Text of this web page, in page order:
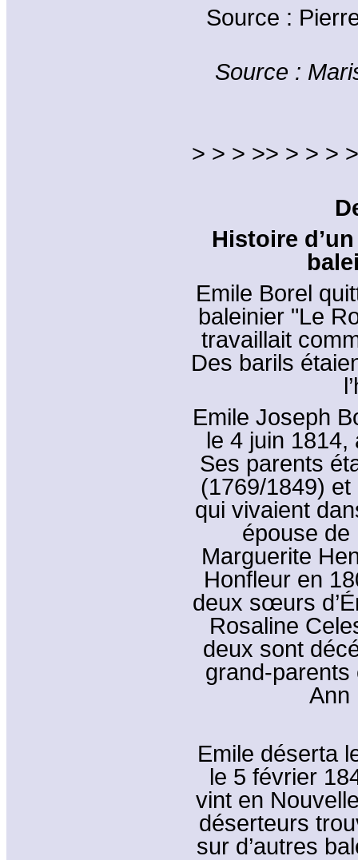
Source :
Source :
> > > >> > > >
Histoire
Emile Borel
baleinier "Le
travaillait
Des barils
Emile Joseph
le 4 juin 1814,
Ses parents
(1769/1849)
qui vivaient
épouse de
Marguerite
Honfleur en
deux sœurs
Rosaline
deux sont
grand-parents
Ann
Emile déserta
le 5 février
vint en
déserteurs
sur d’autres